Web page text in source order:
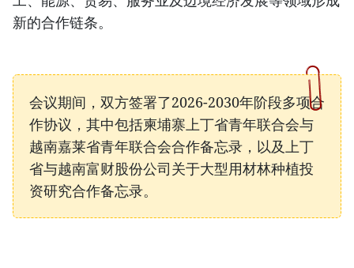
新的合作链条。
会议期间，双方签署了2026-2030年阶段多项合
作协议，其中包括柬埔寨上丁省青年联合会与
越南嘉莱省青年联合会合作备忘录，以及上丁
省与越南富财股份公司关于大型用材林种植投
资研究合作备忘录。